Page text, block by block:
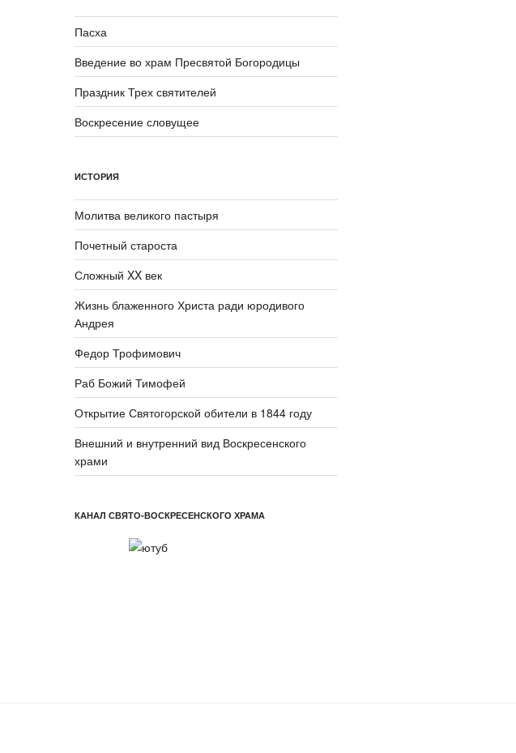
Пасха
Введение во храм Пресвятой Богородицы
Праздник Трех святителей
Воскресение словущее
ИСТОРИЯ
Молитва великого пастыря
Почетный староста
Сложный XX век
Жизнь блаженного Христа ради юродивого
Андрея
Федор Трофимович
Раб Божий Тимофей
Открытие Святогорской обители в 1844 году
Внешний и внутренний вид Воскресенского
храми
КАНАЛ СВЯТО-ВОСКРЕСЕНСКОГО ХРАМА